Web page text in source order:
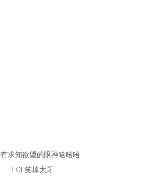
求知欲望的眼神哈哈哈
LOL笑掉大牙